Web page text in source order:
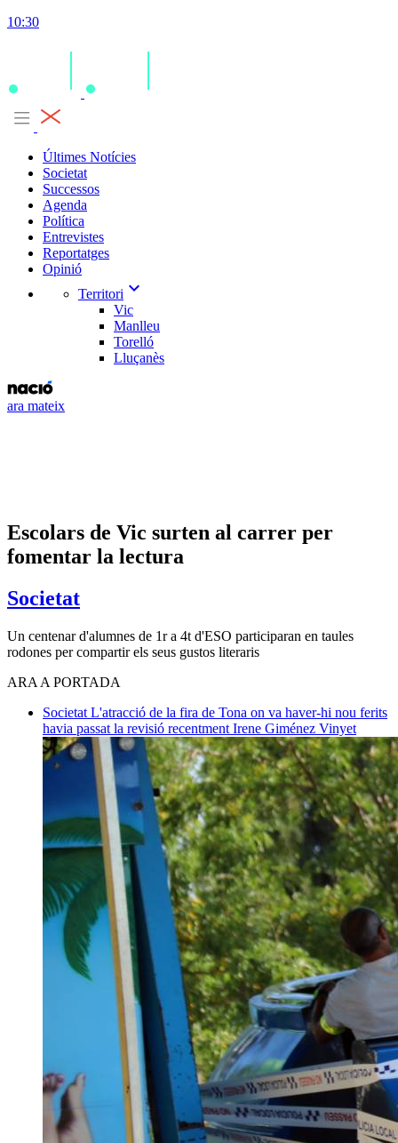
10:30
Últimes Notícies
Societat
Successos
Agenda
Política
Entrevistes
Reportatges
Opinió
Territori expand_more
Vic
Manlleu
Torelló
Lluçanès
ara mateix
​Escolars de Vic surten al carrer per
fomentar la lectura
Societat
Un centenar d'alumnes de 1r a 4t d'ESO participaran en taules
rodones per compartir els seus gustos literaris
ARA A PORTADA
Societat L'atracció de la fira de Tona on va haver-hi nou ferits
havia passat la revisió recentment Irene Giménez Vinyet